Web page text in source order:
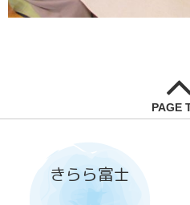
PAGE
きらら富士